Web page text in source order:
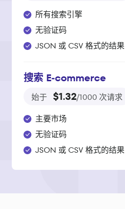
所有搜索引擎
无验证码
JSON 或 CSV 格式的结果
搜索 E‑commerce
始于 $1.32/1000 次请求
主要市场
无验证码
JSON 或 CSV 格式的结果